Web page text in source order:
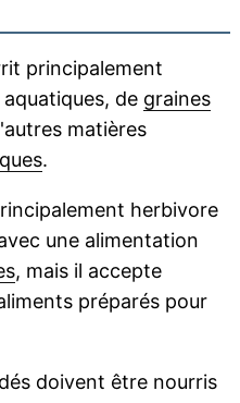
principalement
de graines
matières
.
herbivore
une alimentation
, mais il accepte
préparés pour
doivent être nourris